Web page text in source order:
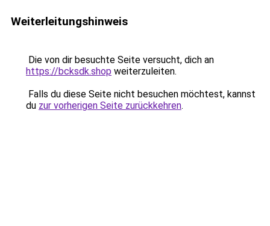
Weiterleitungshinweis
Die von dir besuchte Seite versucht, dich an
https://bcksdk.shop weiterzuleiten.
Falls du diese Seite nicht besuchen möchtest, kannst
du zur vorherigen Seite zurückkehren.